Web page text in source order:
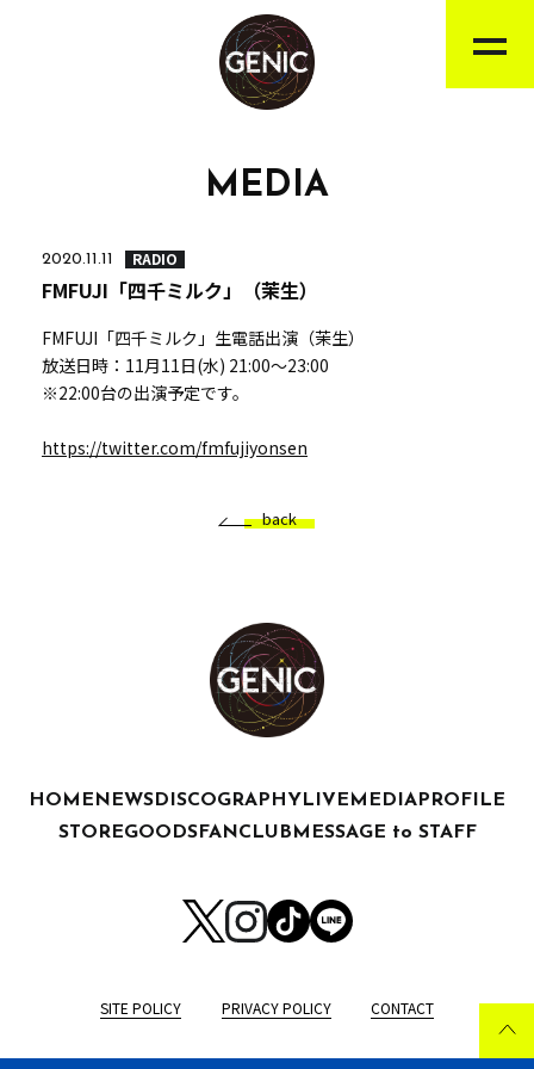
MEDIA
2020.11.11 RADIO
FMFUJI「四千ミルク」（茉生）
FMFUJI「四千ミルク」生電話出演（茉生）
放送日時：11月11日(水) 21:00～23:00
※22:00台の出演予定です。
https://twitter.com/fmfujiyonsen
back
HOME NEWS DISCOGRAPHY LIVE MEDIA PROFILE
STOREGOODSFANCLUB MESSAGE to STAFF
SITE POLICY PRIVACY POLICY CONTACT